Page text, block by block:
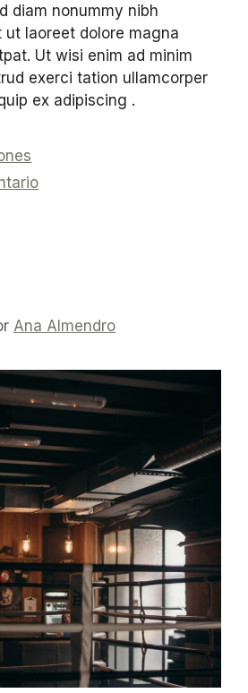
diam nonummy nibh
ut laoreet dolore magna
Ut wisi enim ad minim
exerci tation ullamcorper
ex adipiscing .
Ana Almendro